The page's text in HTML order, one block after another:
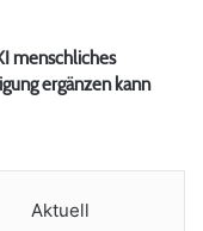
menschliches
ergänzen kann
Aktuell